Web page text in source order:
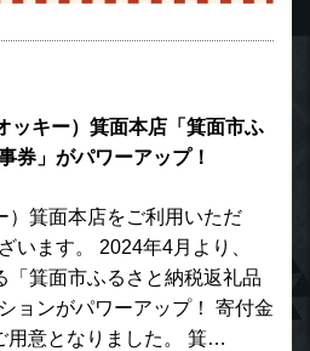
ッキー）箕面本店「箕面市ふ
券」がパワーアップ！
）箕面本店をご利用いただ
います。 2024年4月より、
「箕面市ふるさと納税返礼品
ョンがパワーアップ！ 寄付金
用意となりました。 箕…